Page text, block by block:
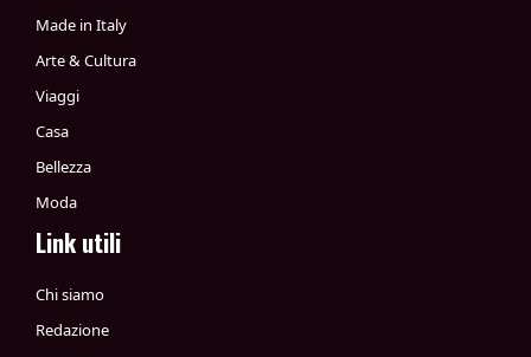
Made in Italy
Arte & Cultura
Viaggi
Casa
Bellezza
Moda
Link utili
Chi siamo
Redazione